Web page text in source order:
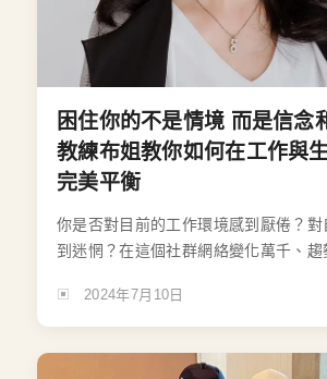
困住你的不是情境 而是信念
教練布姐教你如何在工作與
完美平衡
你是否對目前的工作環境感到厭倦？
到迷惘？在這個社群網絡變化萬千、趨
2024年7月10日